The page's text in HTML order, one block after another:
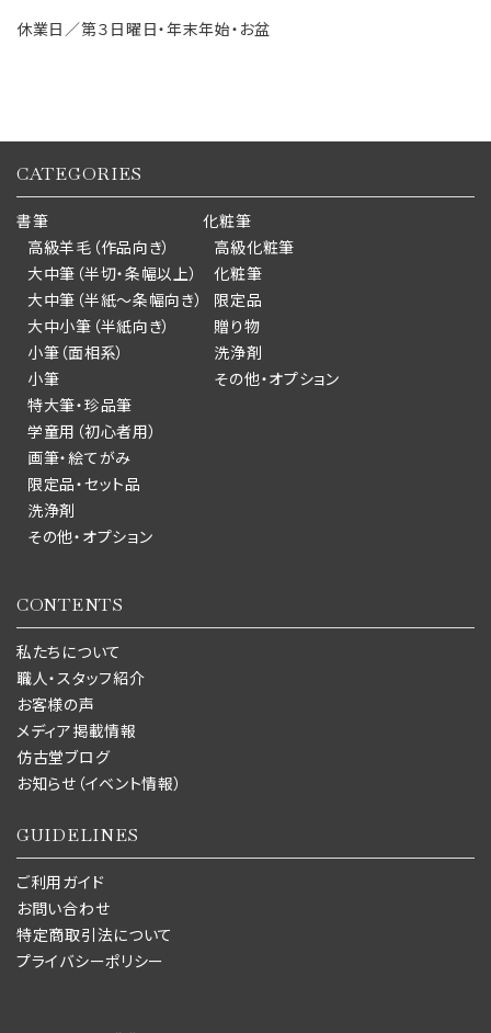
休業日／第３日曜日・年末年始・お盆
CATEGORIES
書筆
高級羊毛（作品向き）
大中筆（半切・条幅以上）
大中筆（半紙～条幅向き）
大中小筆（半紙向き）
小筆（面相系）
小筆
特大筆・珍品筆
学童用（初心者用）
画筆・絵てがみ
限定品・セット品
洗浄剤
その他・オプション
化粧筆
高級化粧筆
化粧筆
限定品
贈り物
洗浄剤
その他・オプション
CONTENTS
私たちについて
職人・スタッフ紹介
お客様の声
メディア掲載情報
仿古堂ブログ
お知らせ（イベント情報）
GUIDELINES
ご利用ガイド
お問い合わせ
特定商取引法について
プライバシーポリシー